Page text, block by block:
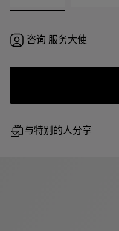
咨询 服务大使
与特别的人分享